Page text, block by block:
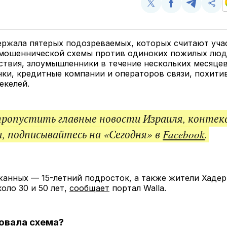
Поделиться
Twitter
Поделиться
FacebookTelegram
пятерых подозреваемых, которых считают
схемы против одиноких пожилых
злоумышленники в течение нескольких
кредитные компании и операторов связи,
главные новости Израиля,
подписывайтесь на «Сегодня» вFacebook.
— 15-летний подросток, а также жители
30 и 50 лет, сообщает портал Walla.
схема?